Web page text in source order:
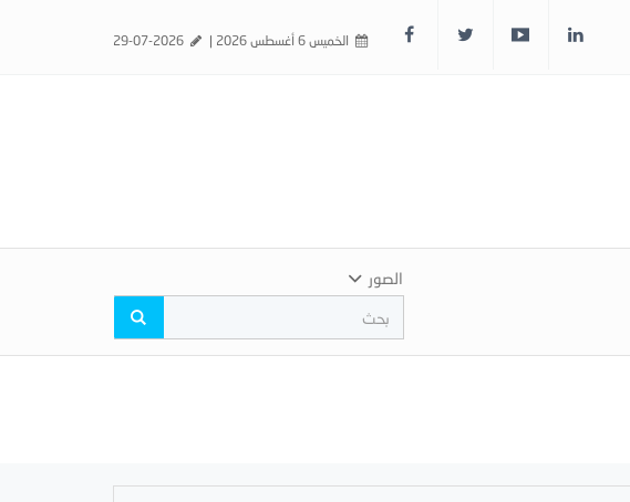
الخميس 6 أغسطس 2026 |
الصور